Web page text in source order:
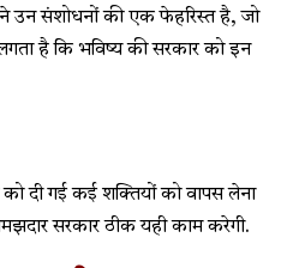
उन संशोधनों की एक फेहरिस्त है, जो
है कि भविष्य की सरकार को इन
दी गई कई शक्तियों को वापस लेना
सरकार ठीक यही काम करेगी.